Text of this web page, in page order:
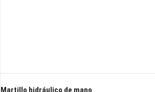
Martillo hidráulico de mano